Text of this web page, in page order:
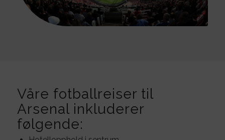
Våre fotballreiser til
Arsenal inkluderer
følgende: